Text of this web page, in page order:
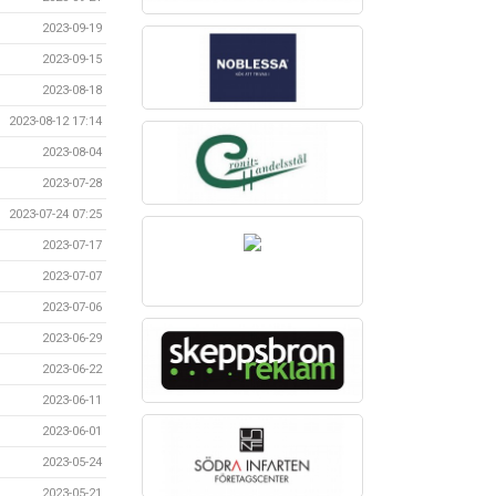
2023-09-19
2023-09-15
2023-08-18
2023-08-12 17:14
2023-08-04
2023-07-28
2023-07-24 07:25
2023-07-17
2023-07-07
2023-07-06
2023-06-29
2023-06-22
2023-06-11
2023-06-01
2023-05-24